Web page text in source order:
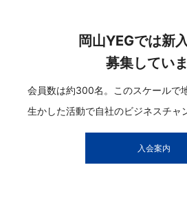
岡山YEGでは新
募集してい
会員数は約300名。このスケールで
生かした活動で自社のビジネスチャ
入会案内